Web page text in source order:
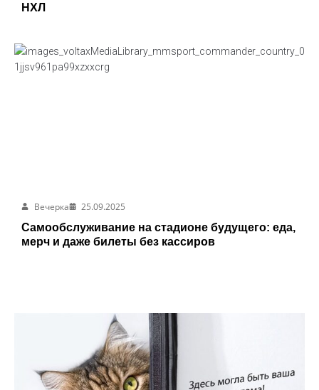
НХЛ
Вечерка
25.09.2025
Самообслуживание на стадионе будущего: еда,
мерч и даже билеты без кассиров